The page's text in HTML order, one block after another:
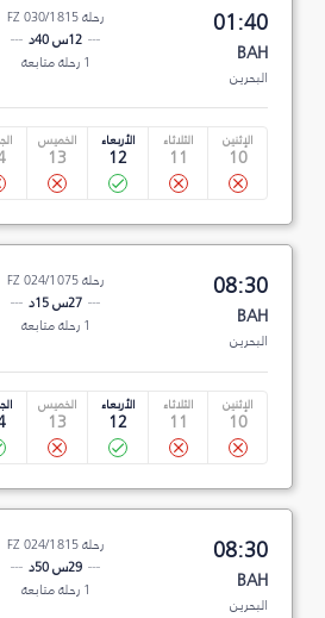
01:40
BAH
البحرين
رحلة FZ 030/1815
12س 40د
1 رحلة متابعة
الإثنين
10
الثلاثاء
11
الأربعاء
12
الخميس
13
08:30
BAH
البحرين
رحلة FZ 024/1075
27س 15د
1 رحلة متابعة
الإثنين
10
الثلاثاء
11
الأربعاء
12
الخميس
13
08:30
BAH
البحرين
رحلة FZ 024/1815
29س 50د
1 رحلة متابعة